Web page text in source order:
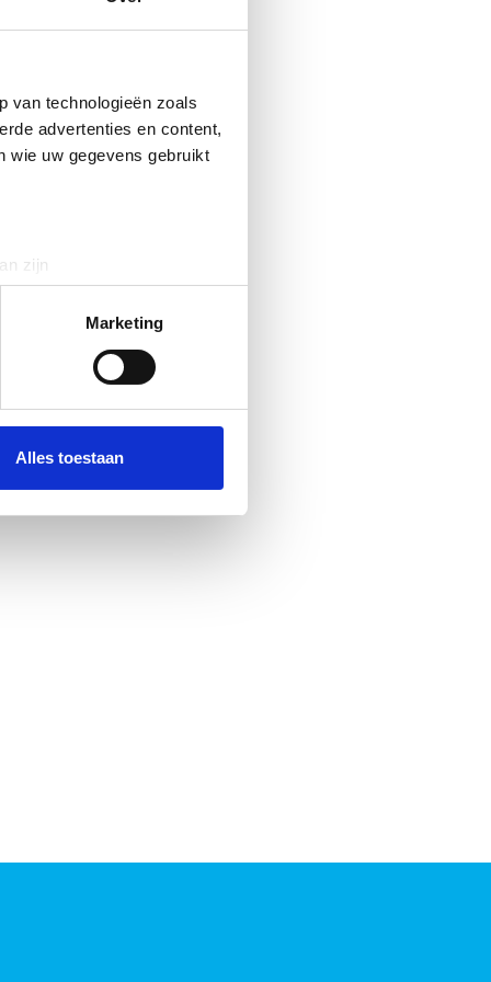
van technologieën zoals
advertenties en content,
wie uw gegevens gebruikt
zijn
detailgedeeltein. U kunt uw
partners voor social
die u aan ze heeft
Marketing
Alles toestaan